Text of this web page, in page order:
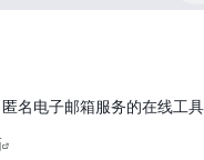
名电子邮箱服务的在线工具